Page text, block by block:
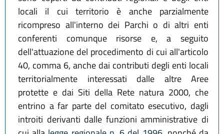
locali il cui territorio è anche parzialmente
ricompreso all'interno dei Parchi o di altri enti
conferenti comunque risorse e, a seguito
dell'attuazione del procedimento di cui all'articolo
40, comma 6, anche dai contributi degli enti locali
territorialmente interessati dalle altre Aree
protette e dai Siti della Rete natura 2000, che
entrino a far parte del comitato esecutivo, dagli
introiti derivanti dalle funzioni amministrative di